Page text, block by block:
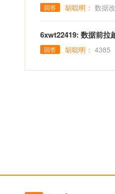
回答 胡聪明： 数据
6xwt22419: 数据前拉
回答 胡聪明： 4385